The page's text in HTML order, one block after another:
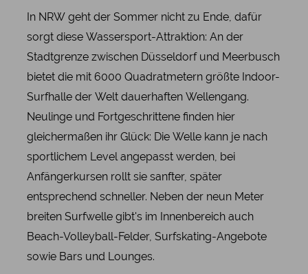
In NRW geht der Sommer nicht zu Ende, dafür
sorgt diese Wassersport-Attraktion: An der
Stadtgrenze zwischen Düsseldorf und Meerbusch
bietet die mit 6000 Quadratmetern größte Indoor-
Surfhalle der Welt dauerhaften Wellengang.
Neulinge und Fortgeschrittene finden hier
gleichermaßen ihr Glück: Die Welle kann je nach
sportlichem Level angepasst werden, bei
Anfängerkursen rollt sie sanfter, später
entsprechend schneller. Neben der neun Meter
breiten Surfwelle gibt's im Innenbereich auch
Beach-Volleyball-Felder, Surfskating-Angebote
sowie Bars und Lounges.